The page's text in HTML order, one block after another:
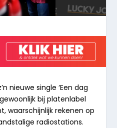
nieuwe single ‘Een dag
bij platenlabel
waarschijnlijk rekenen op
radiostations.